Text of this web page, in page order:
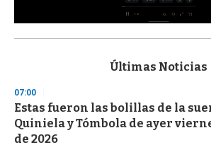
s
d
s
o
f
3
Últimas Noticias
07:00
Estas fueron las bolillas de la
Quiniela y Tómbola de ayer
de 2026